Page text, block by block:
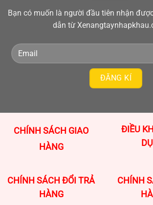
Bạn có muốn là người đầu tiên nhận
dẫn từ
CHÍNH SÁCH GIAO
HÀNG
ĐIỀU
CHÍNH SÁCH ĐỔI TRẢ
HÀNG
CHÍNH